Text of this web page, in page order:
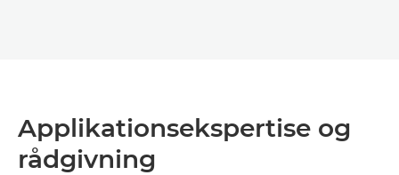
Applikationsekspertise og
rådgivning